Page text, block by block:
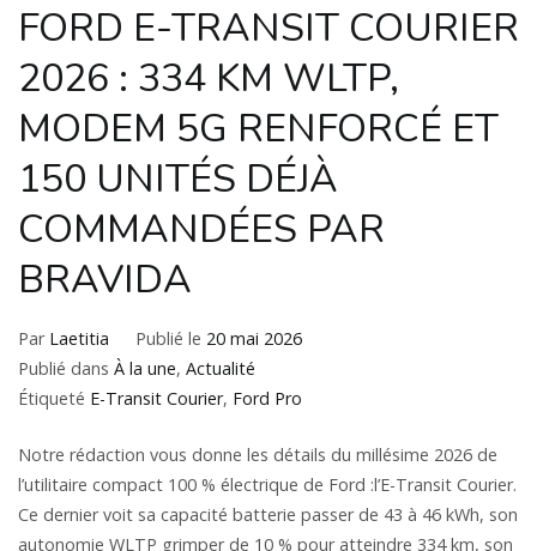
FORD E-TRANSIT COURIER
2026 : 334 KM WLTP,
MODEM 5G RENFORCÉ ET
150 UNITÉS DÉJÀ
COMMANDÉES PAR
BRAVIDA
Par Laetitia Publié le 20 mai 2026
Publié dans À la une, Actualité
Étiqueté E-Transit Courier, Ford Pro
Notre rédaction vous donne les détails du millésime 2026 de
l’utilitaire compact 100 % électrique de Ford :l’E-Transit Courier.
Ce dernier voit sa capacité batterie passer de 43 à 46 kWh, son
autonomie WLTP grimper de 10 % pour atteindre 334 km, son